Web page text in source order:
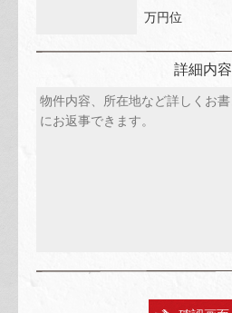
万円位
詳細内容